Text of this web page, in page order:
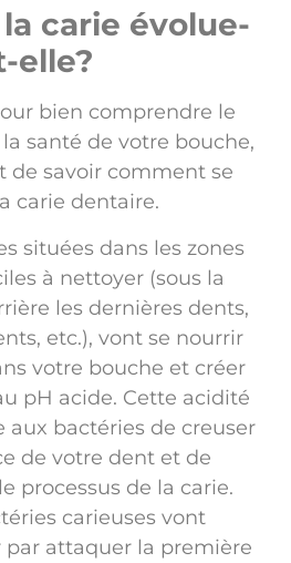
carie évolue-
elle?
bien comprendre le
santé de votre bouche,
de savoir comment se
carie dentaire.
situées dans les zones
à nettoyer (sous la
les dernières dents,
etc.), vont se nourrir
votre bouche et créer
pH acide. Cette acidité
aux bactéries de creuser
de votre dent et de
processus de la carie.
carieuses vont
attaquer la première